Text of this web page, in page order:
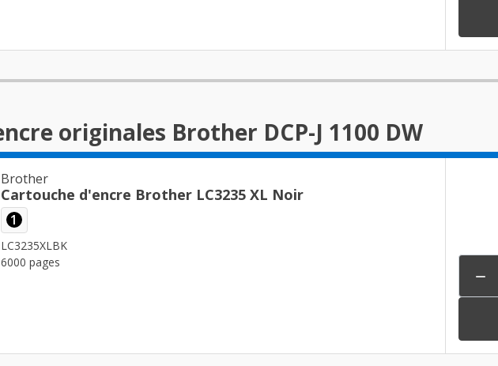
originales Brother DCP-J 1100 DW
Brother
Cartouche d'encre Brother LC3235 XL Noir
1
LC3235XLBK
6000 pages
